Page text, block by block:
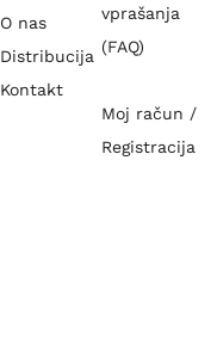
O nas
Distribucija
Kontakt
vprašanja
(FAQ)
Moj račun /
Registracija